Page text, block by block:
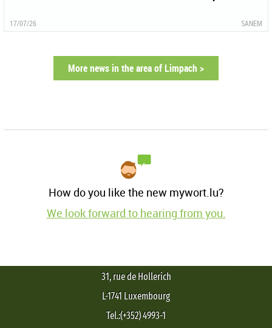
17/07/26 SANEM
More news in the area of Limpach >
How do you like the new mywort.lu?
We look forward to hearing from you.
31, rue de Hollerich
L-1741 Luxembourg
Tel.:(+352) 4993-1